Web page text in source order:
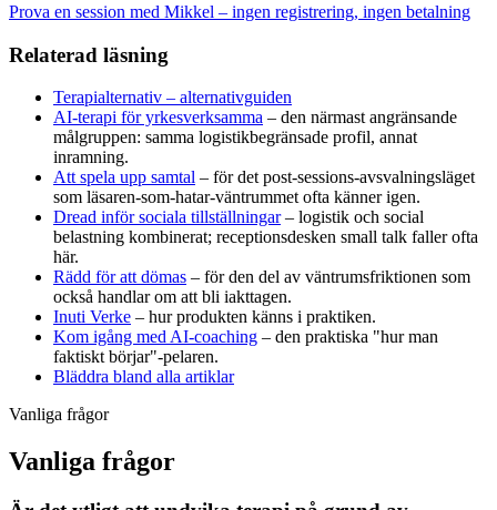
Prova en session med Mikkel – ingen registrering, ingen betalning
Relaterad läsning
Terapialternativ – alternativguiden
AI-terapi för yrkesverksamma – den närmast angränsande
målgruppen: samma logistikbegränsade profil, annat
inramning.
Att spela upp samtal – för det post-sessions-avsvalningsläget
som läsaren-som-hatar-väntrummet ofta känner igen.
Dread inför sociala tillställningar– logistik och social
belastning kombinerat; receptionsdesken small talk faller ofta
här.
Rädd för att dömas – för den del av väntrumsfriktionen som
också handlar om att bli iakttagen.
Inuti Verke – hur produkten känns i praktiken.
Kom igång med AI-coaching – den praktiska "hur man
faktiskt börjar"-pelaren.
Bläddra bland alla artiklar
Vanliga frågor
Vanliga frågor